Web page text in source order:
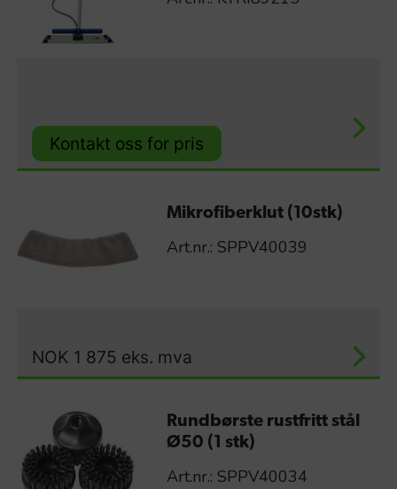
Kontakt oss for pris
Mikrofiberklut (10stk)
Art.nr.: SPPV40039
NOK 1 875 eks. mva
Rundbørste rustfritt stål
Ø50 (1 stk)
Art.nr.: SPPV40034